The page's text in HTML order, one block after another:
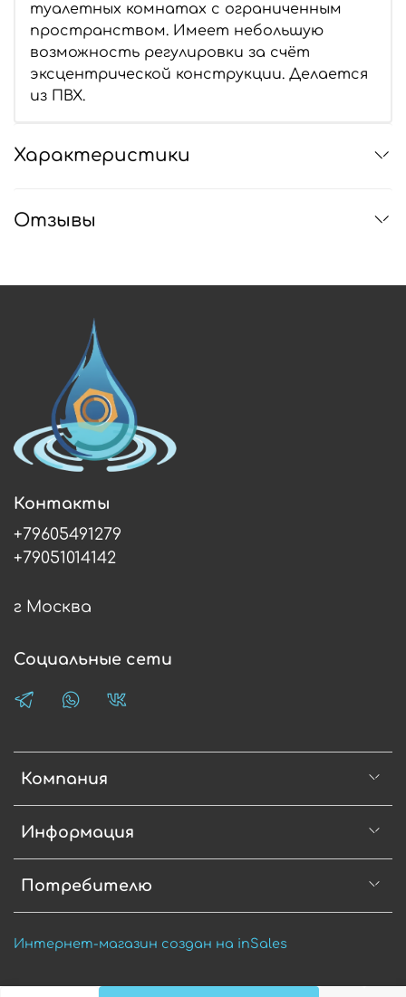
туалетных комнатах с ограниченным
пространством. Имеет небольшую
возможность регулировки за счёт
эксцентрической конструкции. Делается
из ПВХ.
Характеристики
Отзывы
Компания
Информация
Потребителю
Контакты
+79605491279
+79051014142
г Москва
Социальные сети
Интернет-магазин создан на inSales